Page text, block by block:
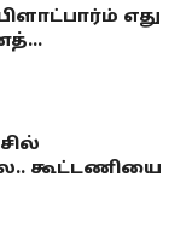
எது
கூட்டணியை